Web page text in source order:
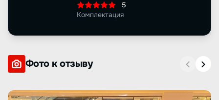
5
Комплектация
Фото к отзыву